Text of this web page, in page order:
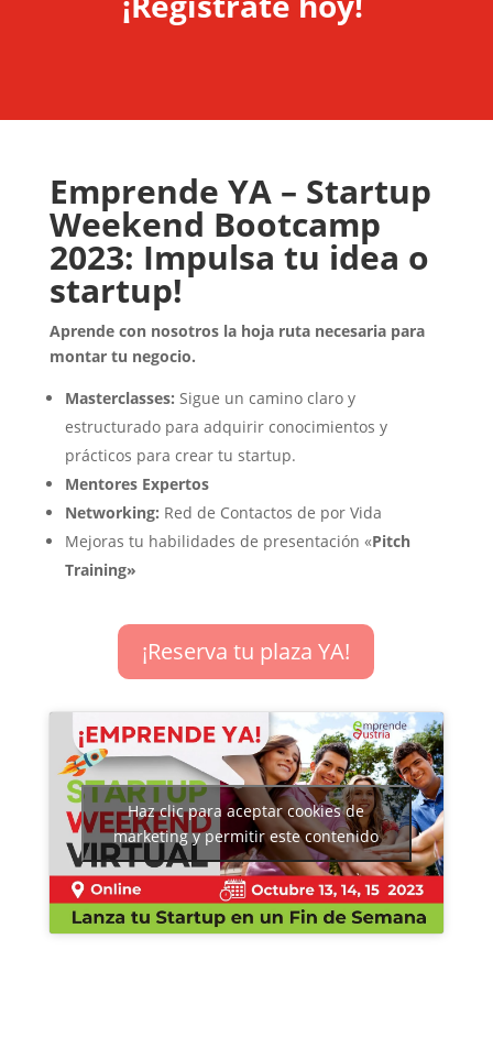
Emprende YA – Startup
Weekend Bootcamp
2023: Impulsa tu idea o
startup!
Aprende con nosotros la hoja ruta necesaria para
montar tu negocio.
Masterclasses: Sigue un camino claro y
estructurado para adquirir conocimientos y
prácticos para crear tu startup.
Mentores Expertos
Networking: Red de Contactos de por Vida
Mejoras tu habilidades de presentación «Pitch
Training»
¡Reserva tu plaza YA!
Haz clic para aceptar cookies de
marketing y permitir este contenido